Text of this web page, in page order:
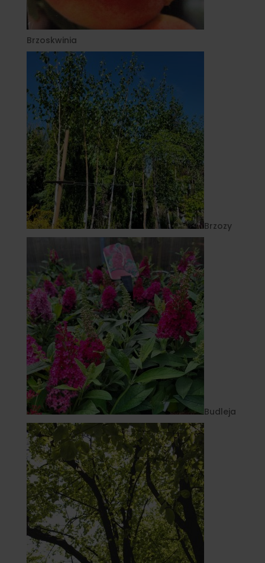
Brzoskwinia
Brzozy
Budleja